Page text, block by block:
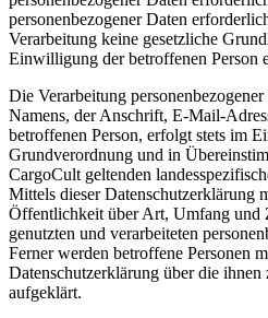
personenbezogener Daten
Verarbeitung keine gesetzliche
Einwilligung der betroffenen Person
Die Verarbeitung
Namens, der Anschrift, E-Mail-
betroffenen Person, erfolgt stets im
Grundverordnung und in
CargoCult geltenden
Mittels dieser Datenschutzerklärung
Öffentlichkeit über Art, Umfang und
genutzten und verarbeiteten
Ferner werden betroffene Personen
Datenschutzerklärung über die ihnen
aufgeklärt.